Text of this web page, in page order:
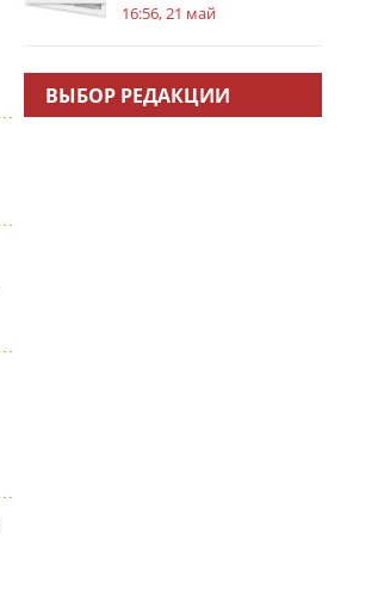
2026»
16:56, 21 май
ВЫБОР РЕДАКЦИИ